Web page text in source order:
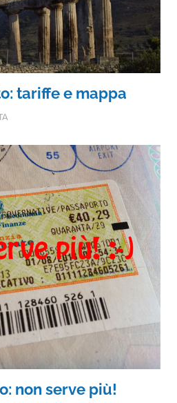
tariffe e mappa
non serve più!